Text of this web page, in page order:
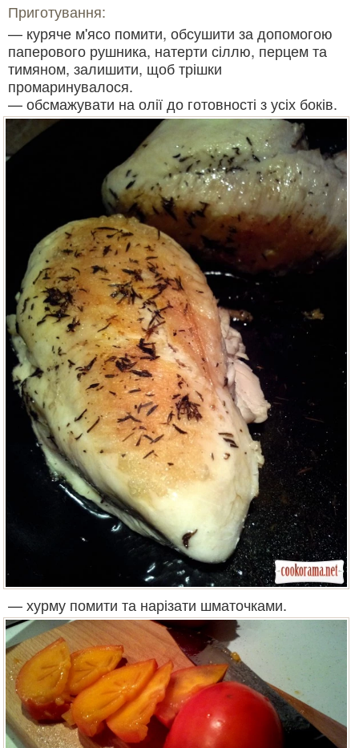
Приготування:
— куряче м'ясо помити, обсушити за допомогою
паперового рушника, натерти сіллю, перцем та
тимяном, залишити, щоб трішки
промаринувалося.
— обсмажувати на олії до готовності з усіх боків.
— хурму помити та нарізати шматочками.